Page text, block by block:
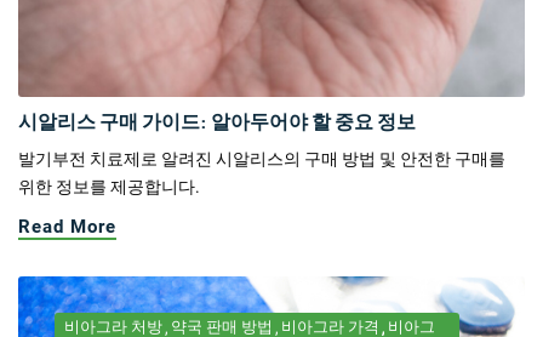
시알리스 구매 가이드: 알아두어야 할 중요 정보
발기부전 치료제로 알려진 시알리스의 구매 방법 및 안전한 구매를
위한 정보를 제공합니다.
Read More
비아그라 처방 약국 판매 방법 비아그라 가격
비아그